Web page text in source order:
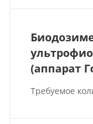
(аппарат
Требуемое